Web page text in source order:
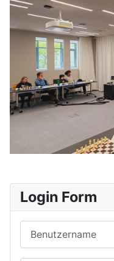
Login Form